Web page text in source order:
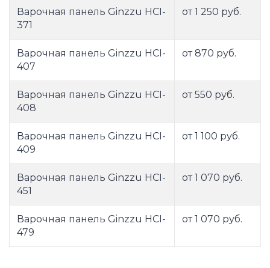
Варочная панель Ginzzu HCI-
371
от 1 250 руб.
Варочная панель Ginzzu HCI-
407
от 870 руб.
Варочная панель Ginzzu HCI-
408
от 550 руб.
Варочная панель Ginzzu HCI-
409
от 1 100 руб.
Варочная панель Ginzzu HCI-
451
от 1 070 руб.
Варочная панель Ginzzu HCI-
479
от 1 070 руб.